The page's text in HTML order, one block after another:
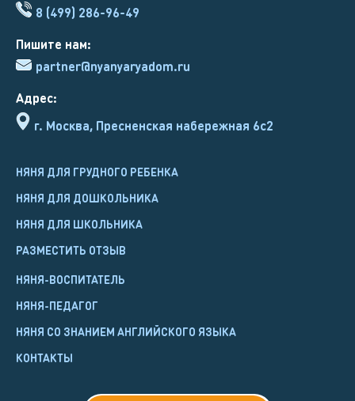
Адрес:
г. Москва, Пресненская набережная 6с2
8 (499) 286-96-49
НЯНЯ ДЛЯ ГРУДНОГО РЕБЕНКА
НЯНЯ ДЛЯ ДОШКОЛЬНИКА
НЯНЯ ДЛЯ ШКОЛЬНИКА
РАЗМЕСТИТЬ ОТЗЫВ
Пишите нам:
partner@nyanyaryadom.ru
НЯНЯ-ВОСПИТАТЕЛЬ
НЯНЯ-ПЕДАГОГ
НЯНЯ СО ЗНАНИЕМ АНГЛИЙСКОГО ЯЗЫКА
КОНТАКТЫ